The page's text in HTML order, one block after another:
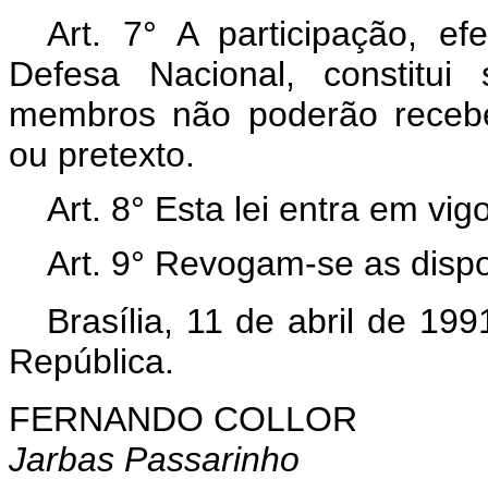
Art. 7° A participação,
Defesa Nacional,
membros não poderão
ou pretexto.
Art. 8° Esta lei entra em
Art. 9° Revogam-se as
Brasília, 11 de abril de
República.
FERNANDO COLLOR
Jarbas Passarinho